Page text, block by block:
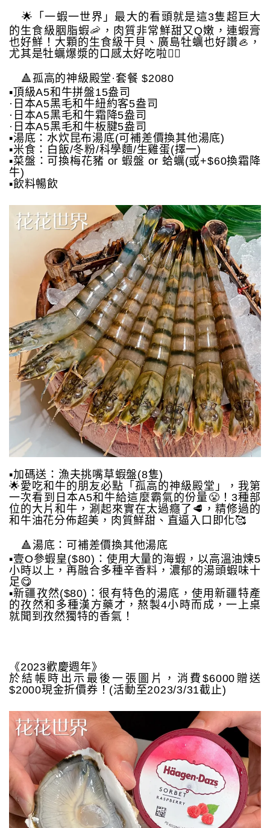
🌟「一蝦一世界」最大的看頭就是這3隻超巨大
的生食級胭脂蝦🦐，肉質非常鮮甜又Q嫩，連蝦膏
也好鮮！大顆的生食級干貝、廣島牡蠣也好讚🦪，
尤其是牡蠣爆漿的口感太好吃啦👍🏻
🔺孤高的神級殿堂·套餐 $2080
▪️頂級A5和牛拼盤15盎司
·日本A5黑毛和牛紐約客5盎司
·日本A5黑毛和牛霜降5盎司
·日本A5黑毛和牛板腱5盎司
▪️湯底：水炊昆布湯底(可補差價換其他湯底)
▪️米食：白飯/冬粉/科學麵/生雞蛋(擇一)
▪️菜盤：可換梅花豬 or 蝦盤 or 蛤蠣(或+$60換霜降
牛)
▪️飲料暢飲
▪️加碼送：漁夫挑嘴草蝦盤(8隻)
🌟愛吃和牛的朋友必點「孤高的神級殿堂」，我第
一次看到日本A5和牛給這麼霸氣的份量😤！3種部
位的大片和牛，涮起來實在太過癮了🥩，精修過的
和牛油花分佈超美，肉質鮮甜、直逼入口即化🥰
🔺湯底：可補差價換其他湯底
▪️壹O參蝦皇($80)：使用大量的海蝦，以高溫油煉5
小時以上，再融合多種辛香料，濃郁的湯頭蝦味十
足😋
▪️新疆孜然($80)：很有特色的湯底，使用新疆特產
的孜然和多種漢方藥才，熬製4小時而成，一上桌
就聞到孜然獨特的香氣！
《2023歡慶週年》
於結帳時出示最後一張圖片，消費$6000贈送
$2000現金折價券！(活動至2023/3/31截止)